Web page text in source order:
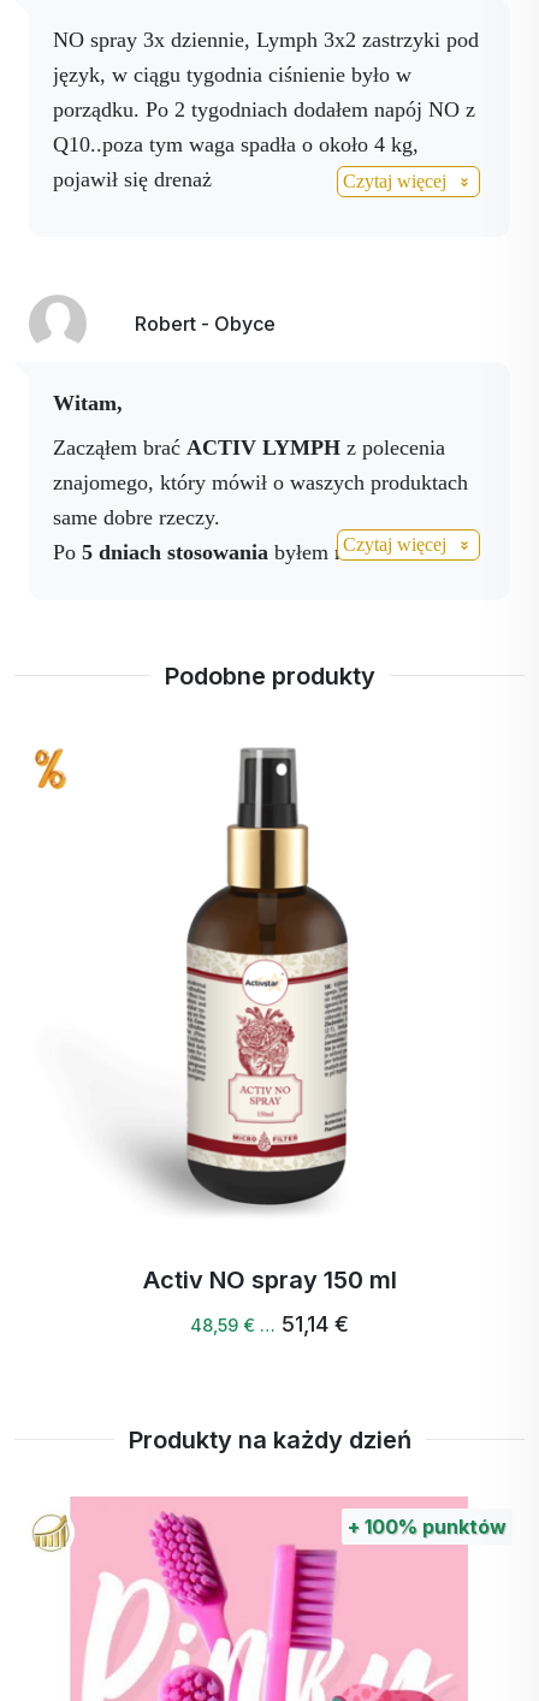
Zielona
herbata
Zielona herbata (Camelia
sinensis) - przeciwutleniacz
Drzewo
pomarańczowo-
cytrynowe
Trawa cytrynowa (Citrus
aurantium) to tradycyjnie
stosowane zioło, które
wspomaga prawidłowe
alkoholowej, aby zapewnić maksymalne
wykorzystanie dobroczynnych substancji.
Układ limfatyczny jest integralną częścią naszego
zdrowia. Dba o transfer białych krwinek,
składników odżywczych i hormonów oraz
odgrywa ważną rolę w detoksykacji organizmu.
Dawkowanie
NO spray 3x dziennie, Lymph 3x2 zastrzyki pod
język, w ciągu tygodnia ciśnienie było w
porządku. Po 2 tygodniach dodałem napój NO z
Q10..poza tym waga spadła o około 4 kg,
pojawił się drenaż
Czytaj więcej
Robert - Obyce
Witam,
Zacząłem brać ACTIV LYMPH z polecenia
znajomego, który mówił o waszych produktach
same dobre rzeczy.
Po 5 dniach stosowania byłem naCzytaj więcej
Podobne produkty
Activ NO+ spray 50 ml
47,80 € …
Produkty na każdy dzień
+100%